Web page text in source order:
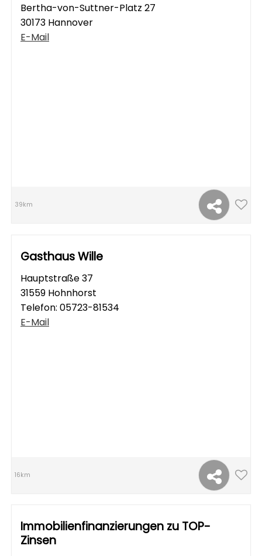
Bertha-von-Suttner-Platz 27
30173 Hannover
E-Mail
39km
Gasthaus Wille
Hauptstraße 37
31559 Hohnhorst
Telefon: 05723-81534
E-Mail
16km
Immobilienfinanzierungen zu TOP-
Zinsen